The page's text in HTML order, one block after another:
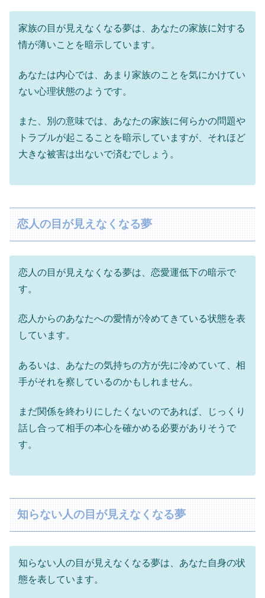
家族の目が見えなくなる夢は、あなたの家族に対する
情が薄いことを暗示しています。
あなたは内心では、あまり家族のことを気にかけてい
ない心理状態のようです。
また、別の意味では、あなたの家族に何らかの問題や
トラブルが起こることを暗示していますが、それほど
大きな被害は出ないで済むでしょう。
恋人の目が見えなくなる夢
恋人の目が見えなくなる夢は、恋愛運低下の暗示で
す。
恋人からのあなたへの愛情が冷めてきている状態を表
しています。
あるいは、あなたの気持ちの方が先に冷めていて、相
手がそれを察しているのかもしれません。
まだ関係を終わりにしたくないのであれば、じっくり
話し合って相手の本心を確かめる必要がありそうで
す。
知らない人の目が見えなくなる夢
知らない人の目が見えなくなる夢は、あなた自身の状
態を表しています。